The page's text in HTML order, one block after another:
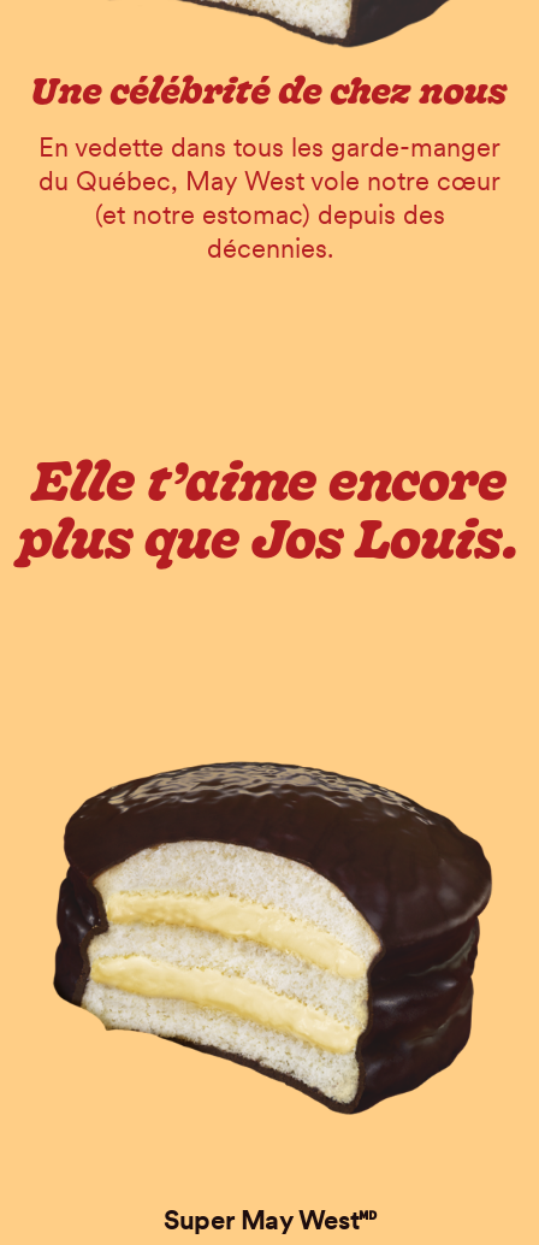
Une célébrité de chez nous
En vedette dans tous les garde-manger
du Québec, May West vole notre cœur
(et notre estomac) depuis des
décennies.
Elle t’aime encore
plus que Jos Louis.
Super May West🅫